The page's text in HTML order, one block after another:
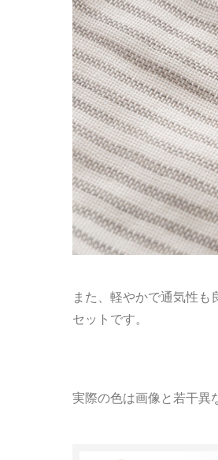
また、軽やかで通気性も
セットです。
実際の色は画像と若干異